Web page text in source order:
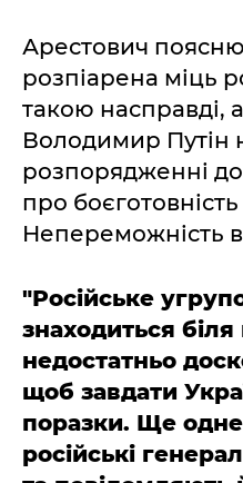
Арестович
розпіарена міць
такою насправді,
Володимир Путін
розпорядженні
про боєготовність
Непереможність
"Російське
знаходиться біля
недостатньо
щоб завдати
поразки. Ще
російські